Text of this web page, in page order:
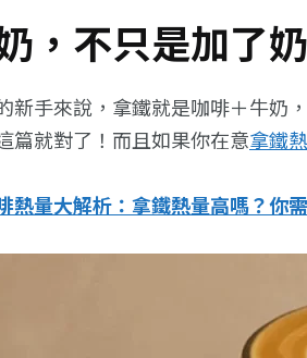
，不只是加了
新手來說，拿鐵就是咖啡＋牛奶
篇就對了！而且如果你在意拿鐵
熱量大解析：拿鐵熱量高嗎？你